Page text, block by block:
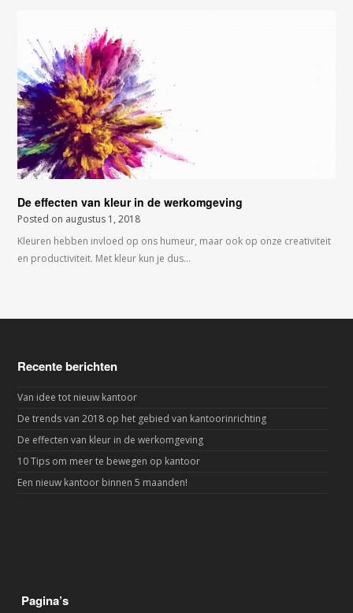
De effecten van kleur in de werkomgeving
Posted on augustus 1, 2018
Kleuren hebben invloed op ons humeur, maar ook op onze creativiteit
en productiviteit. Met kleur kun je dus…
Recente berichten
Van idee tot nieuw kantoor
De trends van 2018 op het gebied van kantoorinrichting
De effecten van kleur in de werkomgeving
10 Tips om meer te bewegen op kantoor
Een nieuw kantoor binnen 5 maanden!
Pagina’s